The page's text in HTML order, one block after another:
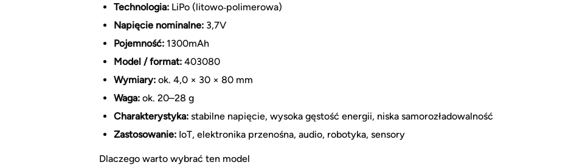
Technologia: LiPo (litowo‑polimerowa)
Napięcie nominalne: 3,7V
Pojemność: 1300mAh
Model / format: 403080
Wymiary: ok. 4,0 × 30 × 80 mm
Waga: ok. 20–28 g
Charakterystyka: stabilne napięcie, wysoka gęstość energii, niska samorozładowalność
Zastosowanie: IoT, elektronika przenośna, audio, robotyka, sensory
Dlaczego warto wybrać ten model